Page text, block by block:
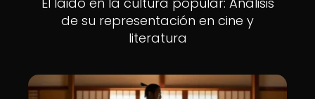
de su representación en cine y
literatura